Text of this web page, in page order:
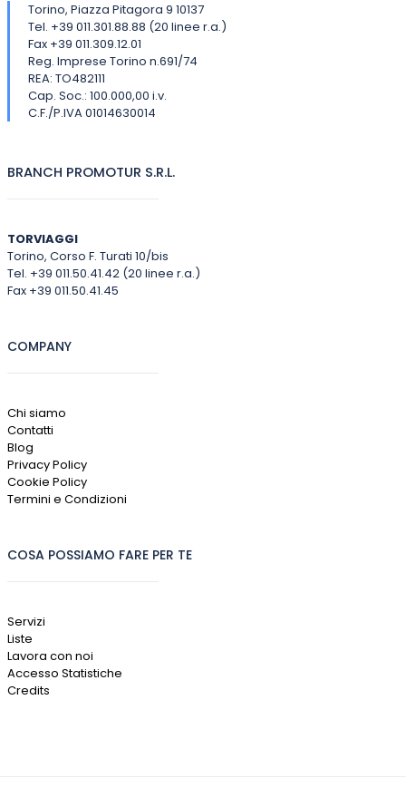
Torino, Piazza Pitagora 9 10137
Tel. +39 011.301.88.88 (20 linee r.a.)
Fax +39 011.309.12.01
Reg. Imprese Torino n.691/74
REA: TO482111
Cap. Soc.: 100.000,00 i.v.
C.F./P.IVA 01014630014
BRANCH PROMOTUR S.R.L.
TORVIAGGI
Torino, Corso F. Turati 10/bis
Tel. +39 011.50.41.42 (20 linee r.a.)
Fax +39 011.50.41.45
COMPANY
Chi siamo
Contatti
Blog
Privacy Policy
Cookie Policy
Termini e Condizioni
COSA POSSIAMO FARE PER TE
Servizi
Liste
Lavora con noi
Accesso Statistiche
Credits